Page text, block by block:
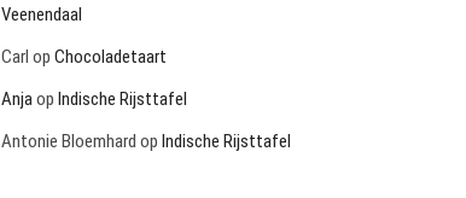
Veenendaal
Carl op Chocoladetaart
Anjaop Indische Rijsttafel
Antonie Bloemhard op Indische Rijsttafel